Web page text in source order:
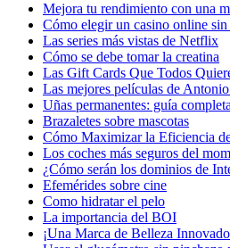
Mejora tu rendimiento con una
Cómo elegir un casino online
Las series más vistas de Netflix
Cómo se debe tomar la creatina
Las Gift Cards Que Todos
Las mejores películas de
Uñas permanentes: guía
Brazaletes sobre mascotas
Cómo Maximizar la Eficiencia
Los coches más seguros del
¿Cómo serán los dominios de
Efemérides sobre cine
Сomo hidratar el pelo
La importancia del BOI
¡Una Marca de Belleza